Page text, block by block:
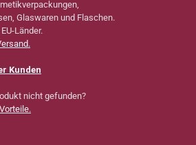
Glaswaren und Flaschen.
Länder.
Kunden
nicht gefunden?